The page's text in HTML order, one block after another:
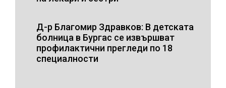
Д-р Благомир Здравков: В детската
болница в Бургас се извършват
профилактични прегледи по 18
специалности